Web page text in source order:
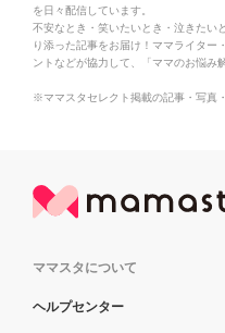
を日々配信しています。
不安なとき・笑いたいとき・泣きたい
り添った記事をお届け！ママライター
ントなどが協力して、「ママのお悩み
※ママスタセレクト掲載の記事・写真
ママスタについて
ヘルプセンター